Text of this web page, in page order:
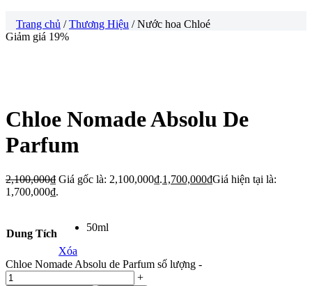
Trang chủ /Thương Hiệu / Nước hoa Chloé
Giảm giá 19%
Chloe Nomade Absolu De
Parfum
2,100,000₫ Giá gốc là: 2,100,000₫.1,700,000₫Giá hiện tại là:
1,700,000₫.
Dung Tích
50ml
Xóa
Chloe Nomade Absolu de Parfum số lượng -
+